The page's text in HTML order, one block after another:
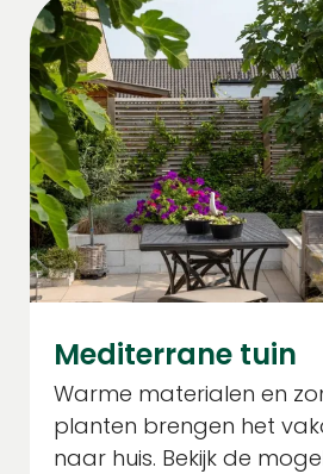
Mediterrane tuin
Warme materialen en
planten brengen het
naar huis. Bekijk de